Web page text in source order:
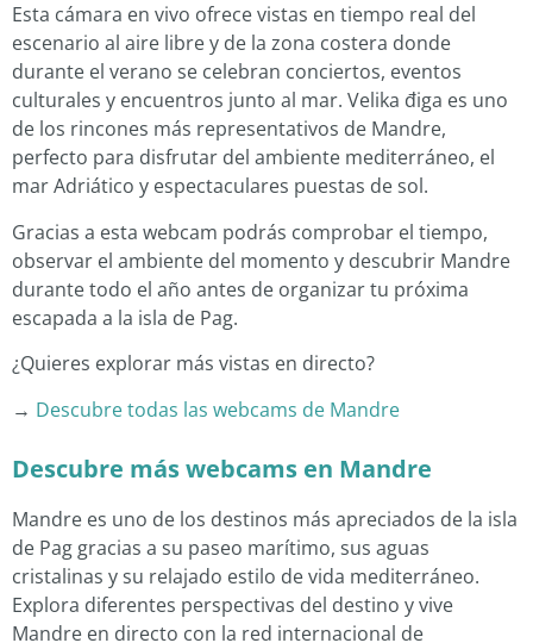
Esta cámara en vivo ofrece vistas en tiempo real del
escenario al aire libre y de la zona costera donde
durante el verano se celebran conciertos, eventos
culturales y encuentros junto al mar. Velika điga es uno
de los rincones más representativos de Mandre,
perfecto para disfrutar del ambiente mediterráneo, el
mar Adriático y espectaculares puestas de sol.
Gracias a esta webcam podrás comprobar el tiempo,
observar el ambiente del momento y descubrir Mandre
durante todo el año antes de organizar tu próxima
escapada a la isla de Pag.
¿Quieres explorar más vistas en directo?
→ Descubre todas las webcams de Mandre
Descubre más webcams en Mandre
Mandre es uno de los destinos más apreciados de la isla
de Pag gracias a su paseo marítimo, sus aguas
cristalinas y su relajado estilo de vida mediterráneo.
Explora diferentes perspectivas del destino y vive
Mandre en directo con la red internacional de